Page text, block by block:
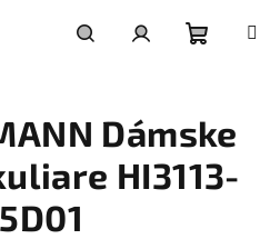
košík
Dámske
HI3113-